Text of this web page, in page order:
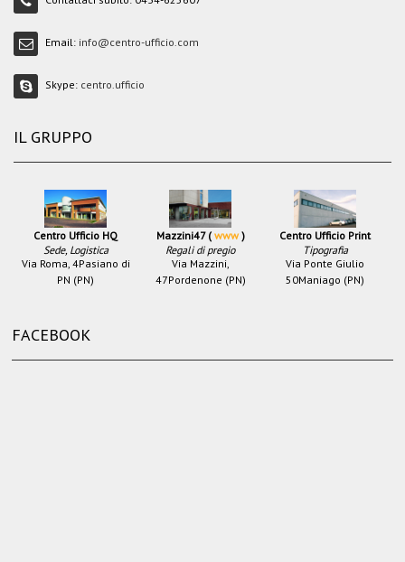
Email: info@centro-ufficio.com
Skype: centro.ufficio
IL GRUPPO
Centro Ufficio HQ
Sede, Logistica
Via Roma, 4Pasiano di
PN (PN)
Mazzini47 (www)
Regali di pregio
Via Mazzini,
47Pordenone (PN)
Centro Ufficio Print
Tipografia
Via Ponte Giulio
50Maniago (PN)
FACEBOOK